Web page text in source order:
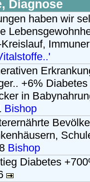
Diagnose
haben wir
+6%
in
Bishop
Bishop
Diabetes